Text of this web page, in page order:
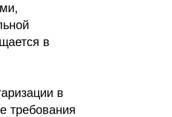
в
в
требования